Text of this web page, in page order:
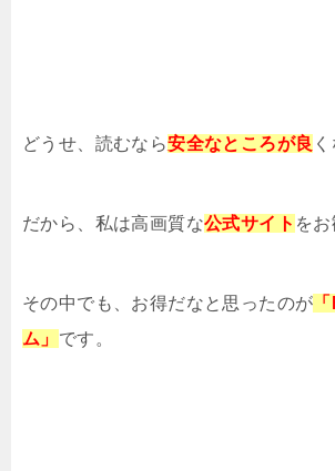
どうせ、読むなら安全なところが良
だから、私は高画質な公式サイト をお
その中でも、お得だなと思ったのが
ム」 です。